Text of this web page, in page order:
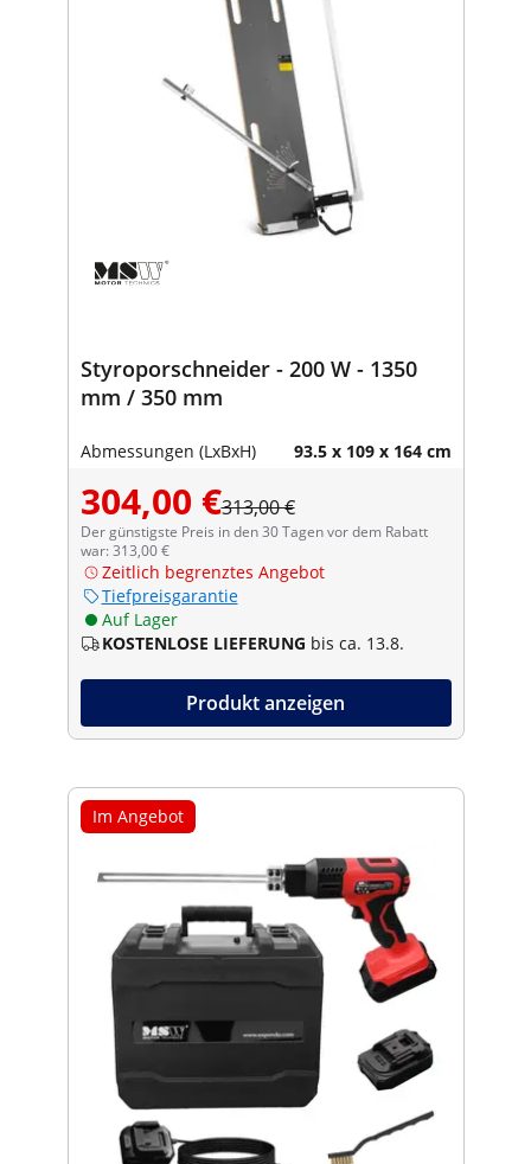
Styroporschneider - 200 W - 1350
mm / 350 mm
Abmessungen (LxBxH) 93.5 x 109 x 164 cm
304,00 €313,00 €
Der günstigste Preis in den 30 Tagen vor dem Rabatt
war: 313,00 €
Zeitlich begrenztes Angebot
Tiefpreisgarantie
Auf Lager
KOSTENLOSE LIEFERUNG bis ca. 13.8.
Produkt anzeigen
Im Angebot